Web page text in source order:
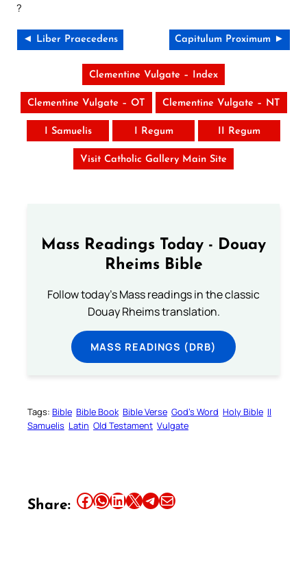
?
◄ Liber Praecedens Capitulum Proximum ►
Clementine Vulgate – Index
Clementine Vulgate – OT Clementine Vulgate – NT
I Samuelis I Regum II Regum
Visit Catholic Gallery Main Site
Mass Readings Today - Douay
Rheims Bible
Follow today's Mass readings in the classic
Douay Rheims translation.
MASS READINGS (DRB)
Tags: Bible Bible Book Bible Verse God’s Word Holy Bible II
Samuelis Latin Old Testament Vulgate
Share: Share this article on Facebook Share this article on WhatsApp Share this article on LinkedIn Share this article on X Share this article on TelegramEmail this Article